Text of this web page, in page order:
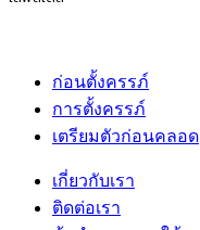
ก่อนตั้งครรภ์
การตั้งครรภ์
เตรียมตัวก่อนคลอด
เกี่ยวกับเรา
ติดต่อเรา